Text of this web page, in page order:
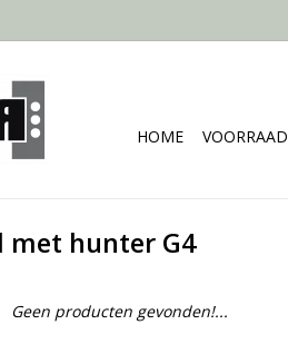
HOME VOORRAAD
met hunter G4
Geen producten gevonden!...